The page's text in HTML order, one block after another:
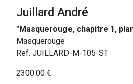
Juillard André
"Masquerouge, chapitre 1,
Masquerouge
Ref. JUILLARD-M-105-ST
2300.00 €